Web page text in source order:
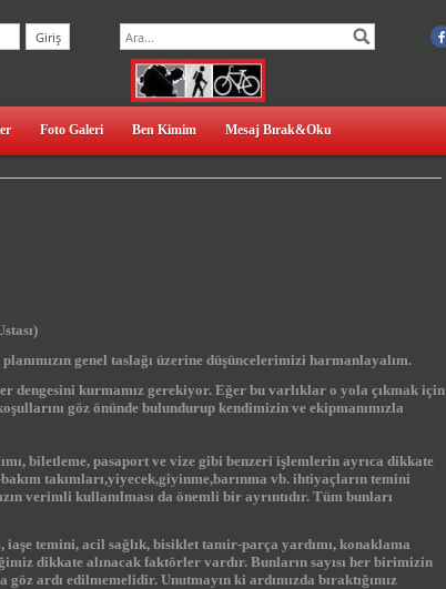
Foto Galeri Ben Kimim Mesaj Bırak&Oku
genel taslağı üzerine düşüncelerimizi harmanlayalım.
dengesini kurmamız gerekiyor. Eğer bu varlıklar o yola çıkmak için
göz önünde bulundurup kendimizin ve ekipmanımızla
biletleme, pasaport ve vize gibi benzeri işlemlerin ayrıca dikkate
takımları,yiyecek,giyinme,barınma vb. ihtiyaçların temini
verimli kullanılması da önemli bir ayrıntıdır. Tüm bunları
temini, acil sağlık, bisiklet tamir-parça yardımı, konaklama
dikkate alınacak faktörler vardır. Bunların sayısı her birimizin
ardı edilmemelidir. Unutmayın ki ardımızda bıraktığımız